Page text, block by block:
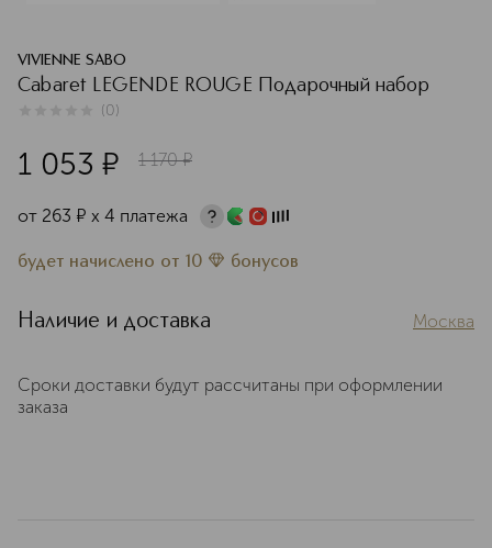
VIVIENNE SABO
Cabaret LEGENDE ROUGE Подарочный набор
(0)
1 053 ¤ 1 170 ¤
от 263 ¤ х 4 платежа
будет начислено от 10 бонусов
Наличие и доставка Москва
Сроки доставки будут рассчитаны при оформлении
заказа